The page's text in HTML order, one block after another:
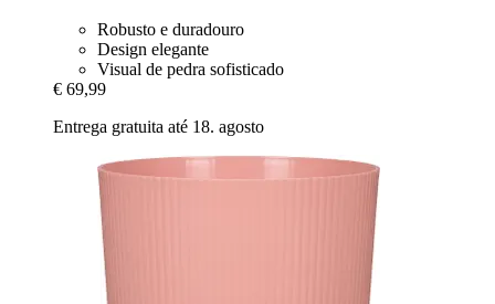
Robusto e duradouro
Design elegante
Visual de pedra sofisticado
€ 69,99
Entrega gratuita até 18. agosto